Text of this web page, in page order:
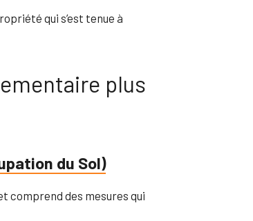
qui s’est tenue à
plus
du Sol)
comprend des mesures qui